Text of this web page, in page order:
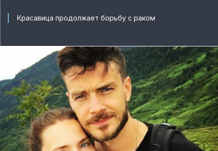
Красавица продолжает борьбу с раком